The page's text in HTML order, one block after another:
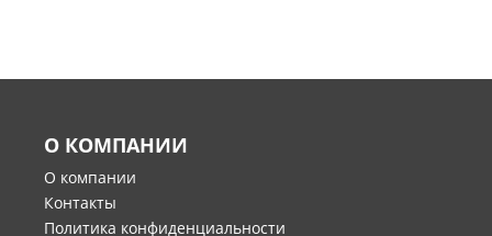
О КОМПАНИИ
О компании
Контакты
Политика конфиденциальности